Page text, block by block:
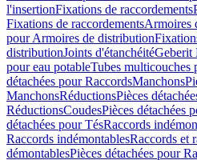
l'insertionFixations de raccordements
Fixations de raccordementsArmoires
pour Armoires de distribution
distributionJoints d'étanchéitéGeberit
pour eau potableTubes multicouches
détachées pour RaccordsManchons
ManchonsRéductionsPièces
RéductionsCoudesPièces détachées
détachées pour TésRaccords
Raccords indémontablesRaccords et
démontablesPièces détachées pour